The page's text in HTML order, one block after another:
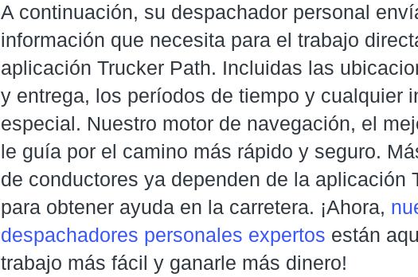
A continuación, su despachador personal
información que necesita para el trabajo
aplicación Trucker Path. Incluidas las
y entrega, los períodos de tiempo y cualquier
especial. Nuestro motor de navegación, el
le guía por el camino más rápido y seguro.
de conductores ya dependen de la aplicación
para obtener ayuda en la carretera. ¡Ahora,
despachadores personales expertos están
trabajo más fácil y ganarle más dinero!